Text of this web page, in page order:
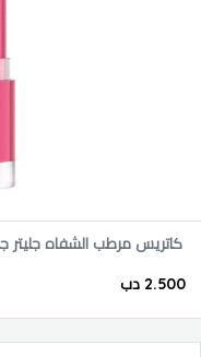
كاتريس مرطب الشفاه جليتر
2.500 دب